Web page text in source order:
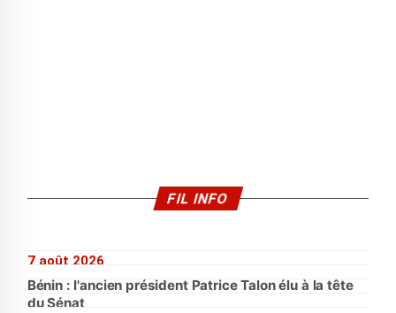
FIL INFO
7 août 2026
Bénin : l'ancien président Patrice Talon élu à la tête
du Sénat